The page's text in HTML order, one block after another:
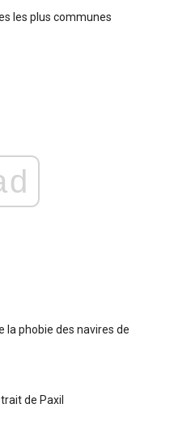
les plus communes
la phobie des navires de
de Paxil